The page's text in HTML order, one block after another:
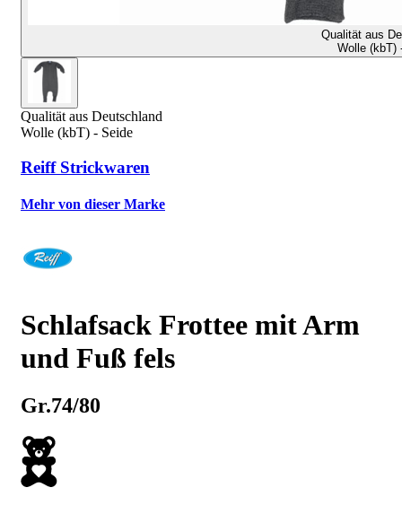
Qualität aus
Wolle (kbT)
Qualität aus Deutschland
Wolle (kbT) - Seide
Reiff Strickwaren
Mehr von dieser Marke
Schlafsack Frottee mit Arm
und Fuß fels
Gr.74/80